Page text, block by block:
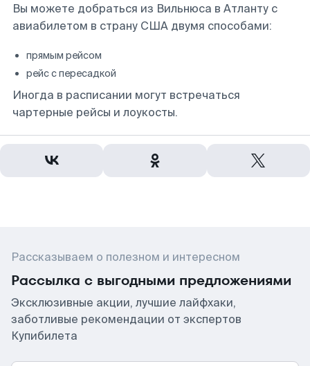
Вы можете добраться из Вильнюса в Атланту с
авиабилетом в страну США двумя способами:
прямым рейсом
рейс с пересадкой
Иногда в расписании могут встречаться
чартерные рейсы и лоукосты.
Рассказываем о полезном и интересном
Рассылка с выгодными предложениями
Эксклюзивные акции, лучшие лайфхаки,
заботливые рекомендации от экспертов
Купибилета